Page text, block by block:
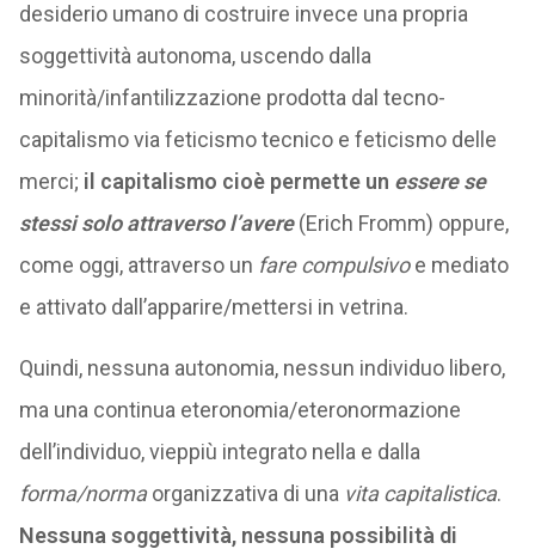
desiderio umano di costruire invece una propria
soggettività autonoma, uscendo dalla
minorità/infantilizzazione prodotta dal tecno-
capitalismo via feticismo tecnico e feticismo delle
merci; il capitalismo cioè permette un essere se
stessi solo attraverso l’avere(Erich Fromm) oppure,
come oggi, attraverso un fare compulsivoe mediato
e attivato dall’apparire/mettersi in vetrina.
Quindi, nessuna autonomia, nessun individuo libero,
ma una continua eteronomia/eteronormazione
dell’individuo, vieppiù integrato nella e dalla
forma/normaorganizzativa di una vita capitalistica.
Nessuna soggettività, nessuna possibilità di